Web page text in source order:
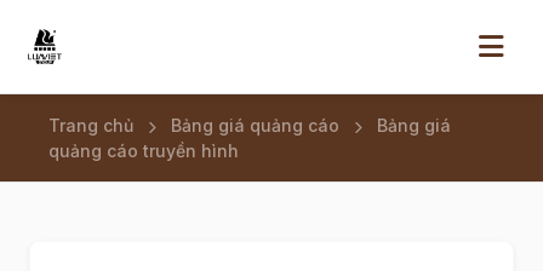
Trang chủ Bảng giá quảng cáo
Bảng giá
quảng cáo truyền hình